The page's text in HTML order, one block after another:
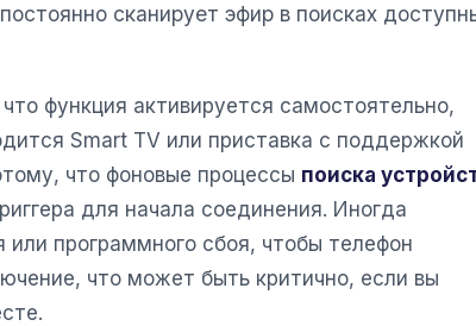
сканирует эфир в поисках
функция активируется самостоятельно,
Smart TV или приставка с поддержкой
что фоновые процессы поиска
для начала соединения. Иногда
или программного сбоя, чтобы телефон
что может быть критично, если вы